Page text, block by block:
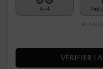
4×4
PLUS DE
VÉRIFIER